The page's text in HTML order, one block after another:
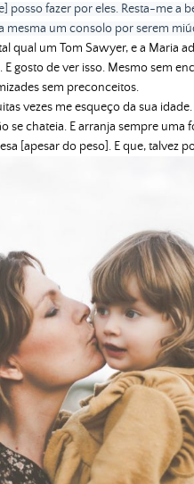
posso fazer por eles. Resta-me a
mesma um consolo por serem
qual um TomSawyer,e a Maria
gosto de ver isso. Mesmo sem
sem preconceitos.
vezes me esqueço da sua
se chateia. E arranja sempre uma
[apesar do peso]. E que, talvez